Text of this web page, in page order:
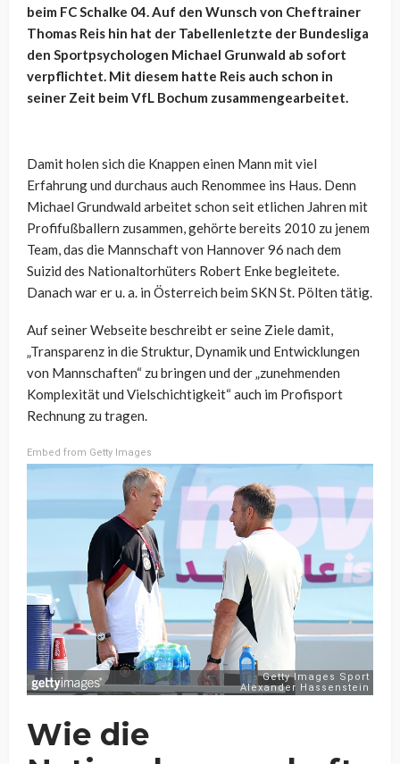
beim FC Schalke 04. Auf den Wunsch von Cheftrainer
Thomas Reis hin hat der Tabellenletzte der Bundesliga
den Sportpsychologen Michael Grunwald ab sofort
verpflichtet. Mit diesem hatte Reis auch schon in
seiner Zeit beim VfL Bochum zusammengearbeitet.
Damit holen sich die Knappen einen Mann mit viel
Erfahrung und durchaus auch Renommee ins Haus. Denn
Michael Grundwald arbeitet schon seit etlichen Jahren mit
Profifußballern zusammen, gehörte bereits 2010 zu jenem
Team, das die Mannschaft von Hannover 96 nach dem
Suizid des Nationaltorhüters Robert Enke begleitete.
Danach war er u. a. in Österreich beim SKN St. Pölten tätig.
Auf seiner Webseite beschreibt er seine Ziele damit,
„Transparenz in die Struktur, Dynamik und Entwicklungen
von Mannschaften“ zu bringen und der „zunehmenden
Komplexität und Vielschichtigkeit“ auch im Profisport
Rechnung zu tragen.
Embed from Getty Images
Wie die